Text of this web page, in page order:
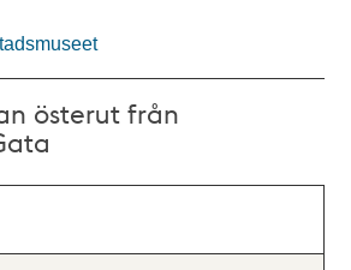
österut från